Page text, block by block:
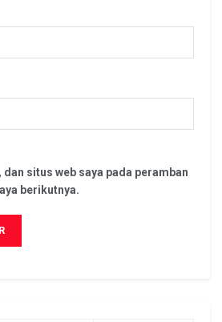
situs web saya pada peramban
berikutnya.